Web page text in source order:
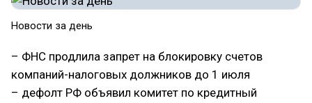
Новости за день
– ФНС продлила запрет на блокировку счетов
компаний-налоговых должников до 1 июля
– дефолт РФ объявил комитет по кредитный